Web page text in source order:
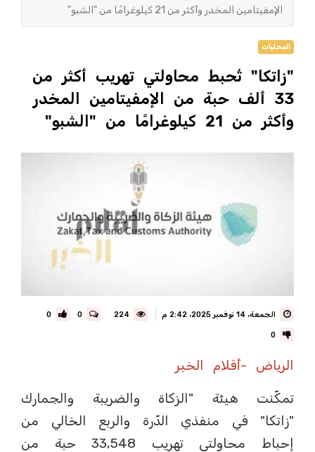
الإمفيتامين المخدر وأكثر من 21 كيلوغرامًا من "الشبو"
المحليات
"زاتكا" تُحبط محاولتي تهريب أكثر من
33 ألف حبة من الإمفيتامين المخدر
وأكثر من 21 كيلوغرامًا من "الشبو"
الجمعة، 14 نوفمبر 2025، 2:42 م 0
0
0
الرياض -أقلام الخبر
تمكّنت هيئة "الزكاة والضريبة والجمارك
"زاتكا" في منفذي الدّرة والربع الخالي من
إحباط محاولتي تهريب 33,548 حبة من